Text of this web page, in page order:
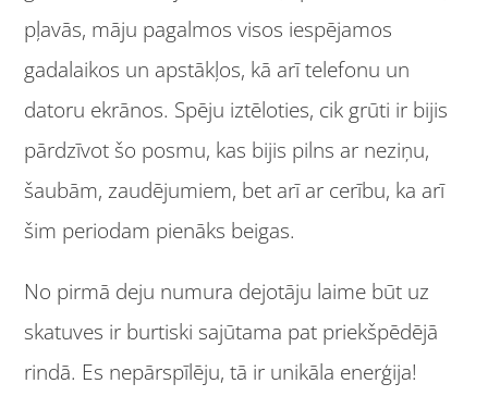
pļavās, māju pagalmos visos iespējamos
gadalaikos un apstākļos, kā arī telefonu un
datoru ekrānos. Spēju iztēloties, cik grūti ir bijis
pārdzīvot šo posmu, kas bijis pilns ar neziņu,
šaubām, zaudējumiem, bet arī ar cerību, ka arī
šim periodam pienāks beigas.
No pirmā deju numura dejotāju laime būt uz
skatuves ir burtiski sajūtama pat priekšpēdējā
rindā. Es nepārspīlēju, tā ir unikāla enerģija!